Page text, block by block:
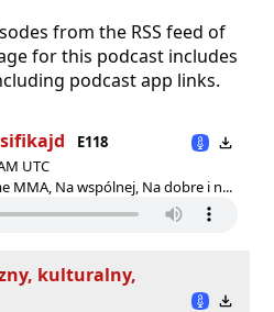
from the RSS feed of
for this podcast includes
podcast app links.
E118
UTC
MMA, Na wspólnej, Na dobre i n...
kulturalny,